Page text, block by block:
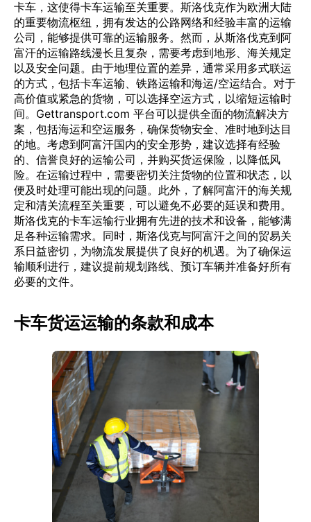
卡车，这使得卡车运输至关重要。斯洛伐克作为欧洲大陆
的重要物流枢纽，拥有发达的公路网络和经验丰富的运输
公司，能够提供可靠的运输服务。然而，从斯洛伐克到阿
富汗的运输路线漫长且复杂，需要考虑到地形、海关规定
以及安全问题。由于地理位置的差异，通常采用多式联运
的方式，包括卡车运输、铁路运输和海运/空运结合。对于
高价值或紧急的货物，可以选择空运方式，以缩短运输时
间。Gettransport.com 平台可以提供全面的物流解决方
案，包括海运和空运服务，确保货物安全、准时地到达目
的地。考虑到阿富汗国内的安全形势，建议选择有经验
的、信誉良好的运输公司，并购买货运保险，以降低风
险。在运输过程中，需要密切关注货物的位置和状态，以
便及时处理可能出现的问题。此外，了解阿富汗的海关规
定和清关流程至关重要，可以避免不必要的延误和费用。
斯洛伐克的卡车运输行业拥有先进的技术和设备，能够满
足各种运输需求。同时，斯洛伐克与阿富汗之间的贸易关
系日益密切，为物流发展提供了良好的机遇。为了确保运
输顺利进行，建议提前规划路线、预订车辆并准备好所有
必要的文件。
卡车货运运输的条款和成本